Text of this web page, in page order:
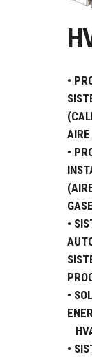
•
•
•
•
•